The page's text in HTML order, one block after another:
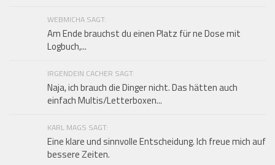
WEBMICHA SAGT:
Am Ende brauchst du einen Platz für ne Dose mit
Logbuch,...
IRGENDEIN CACHER SAGT:
Naja, ich brauch die Dinger nicht. Das hätten auch
einfach Multis/Letterboxen...
KARL MAGS SAGT:
Eine klare und sinnvolle Entscheidung. Ich freue mich auf
bessere Zeiten.